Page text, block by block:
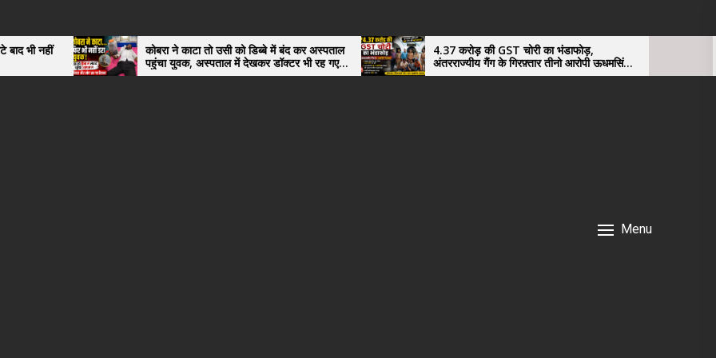
कोबरा ने काटा तो उसी को डिब्बे में बंद कर अस्पताल
पहुंचा युवक, अस्पताल में देखकर डॉक्टर भी रह गए
हैरान
4.37 करोड़ की GST चोरी का भंडाफोड़,
अंतरराज्यीय गैंग के गिरफ़्तार तीनो आरोपी ऊधमसिंह
नगर के, साइबर ठगी छोड़ अपनाया नया तरी
Menu